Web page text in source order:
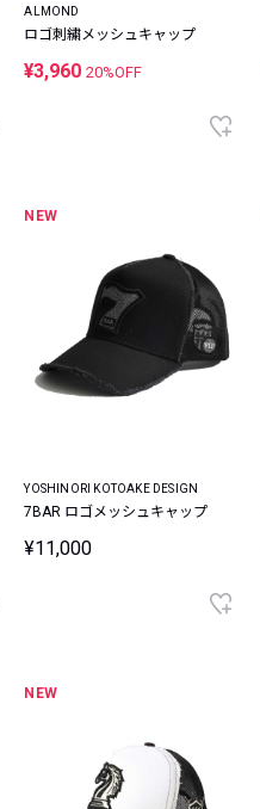
ALMOND
ロゴ刺繍メッシュキャップ
¥3,96020%OFF
NEW
YOSHINORI KOTOAKE DESIGN
7BAR ロゴメッシュキャップ
¥11,000
NEW